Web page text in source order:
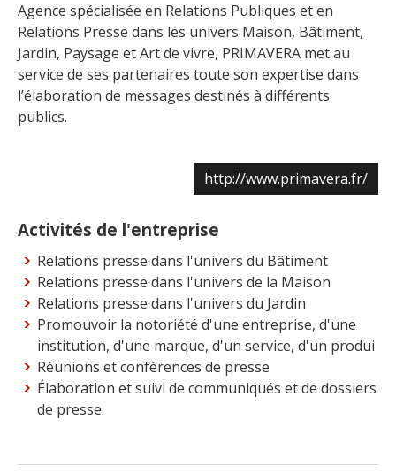
Agence spécialisée en Relations Publiques et en
Relations Presse dans les univers Maison, Bâtiment,
Jardin, Paysage et Art de vivre, PRIMAVERA met au
service de ses partenaires toute son expertise dans
l’élaboration de messages destinés à différents
publics.
http://www.primavera.fr/
Activités de l'entreprise
Relations presse dans l'univers du Bâtiment
Relations presse dans l'univers de la Maison
Relations presse dans l'univers du Jardin
Promouvoir la notoriété d'une entreprise, d'une
institution, d'une marque, d'un service, d'un produi
Réunions et conférences de presse
Élaboration et suivi de communiqués et de dossiers
de presse